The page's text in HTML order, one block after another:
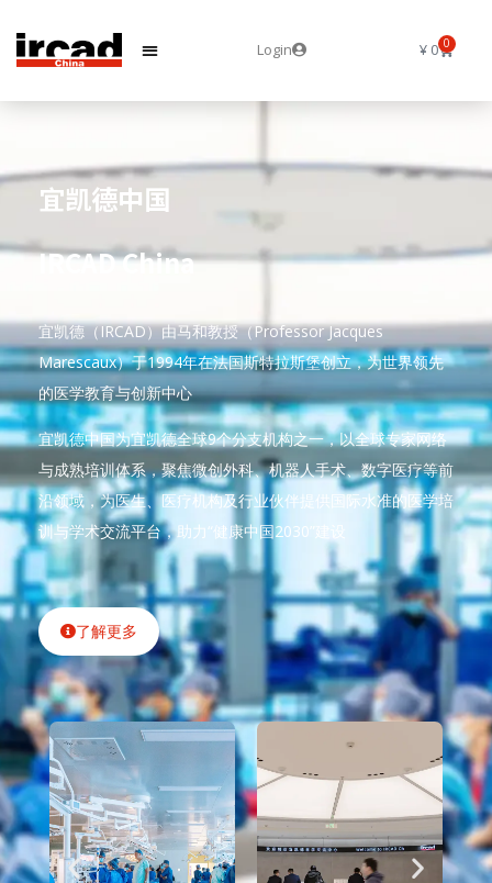
Login ¥0 0
宜凯德中国
IRCAD China
宜凯德（IRCAD）由马和教授（Professor Jacques
Marescaux）于1994年在法国斯特拉斯堡创立，为世界领先
的医学教育与创新中心
宜凯德中国为宜凯德全球9个分支机构之一，以全球专家网络
与成熟培训体系，聚焦微创外科、机器人手术、数字医疗等前
沿领域，为医生、医疗机构及行业伙伴提供国际水准的医学培
训与学术交流平台，助力“健康中国2030”建设
了解更多